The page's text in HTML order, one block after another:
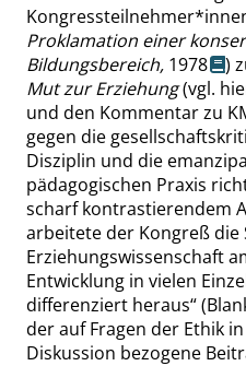
Proklamation einer
Bildungsbereich, 1978
)
Mut zur Erziehung(vgl.
und den Kommentar zu
gegen die
Disziplin und die
pädagogischen Praxis
scharf kontrastierendem
arbeitete der Kongreß
Erziehungswissenschaft
Entwicklung in vielen
differenziert heraus“
der auf Fragen der Ethik
Diskussion bezogene